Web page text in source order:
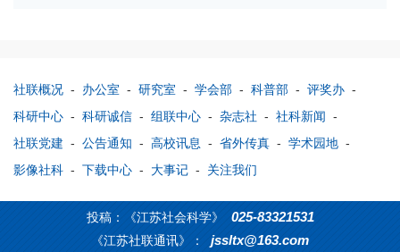
社联概况 - 办公室 - 研究室 - 学会部 - 科普部 - 评奖办 -
科研中心 - 科研诚信 - 组联中心 - 杂志社 - 社科新闻 -
社联党建 - 公告通知 - 高校讯息 - 省外传真 - 学术园地 -
影像社科 - 下载中心 - 大事记 - 关注我们
投稿：《江苏社会科学》 025-83321531
《江苏社联通讯》： jssltx@163.com